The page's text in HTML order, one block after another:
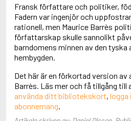
Adnan, Etel
Adolfsson, Eva
Adolfsson, Evert
Adolfsson, Gunnar
Adolfsson, Josefine
Adolfsson, Maria
Fransk författare och politiker,
Fadern var ingenjör och
rationell, men Maurice Barrès
författarskap skulle sannolikt
barndomens minnen av den tyska
hembygden.
Det här är en förkortad version av
Barrès. Läs mer och få tillgång
använda ditt bibliotekskort, logga
abonnemang